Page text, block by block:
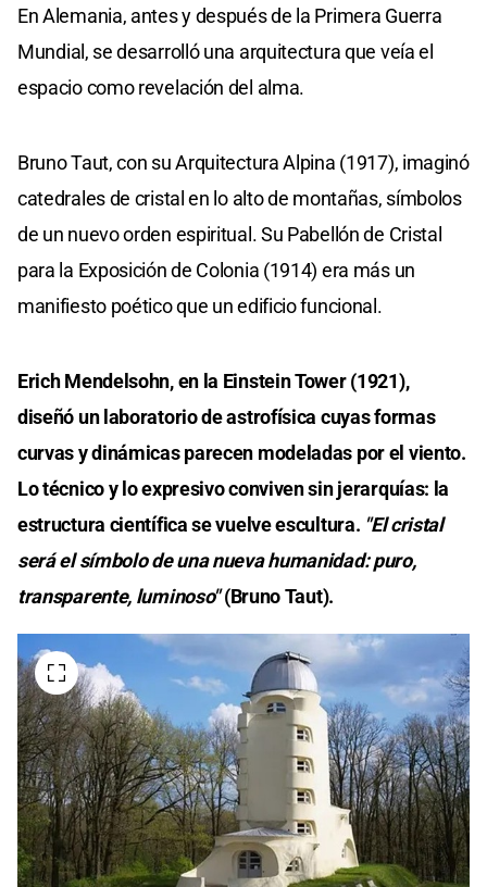
En Alemania, antes y después de la Primera Guerra
Mundial, se desarrolló una arquitectura que veía el
espacio como revelación del alma.
Bruno Taut, con su Arquitectura Alpina (1917), imaginó
catedrales de cristal en lo alto de montañas, símbolos
de un nuevo orden espiritual. Su Pabellón de Cristal
para la Exposición de Colonia (1914) era más un
manifiesto poético que un edificio funcional.
Erich Mendelsohn, en la Einstein Tower (1921),
diseñó un laboratorio de astrofísica cuyas formas
curvas y dinámicas parecen modeladas por el viento.
Lo técnico y lo expresivo conviven sin jerarquías: la
estructura científica se vuelve escultura. "El cristal
será el símbolo de una nueva humanidad: puro,
transparente, luminoso"(Bruno Taut).